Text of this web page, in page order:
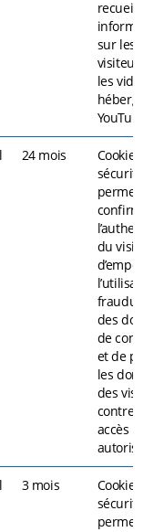
recueille
sur les
visiteurs
les vidéos
hébergées
YouTube.
24 mois
Cookie de
sécurité
confirmer
du visiteur,
d’empêcher
l’utilisation
des
de
et de
les
des
contre tout
accès non
autorisé.
3 mois
Cookie de
sécurité